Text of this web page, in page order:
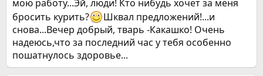
мою работу...Эй, люди! Кто нибудь хочет за меня
бросить курить?
Шквал предложений!...и
снова...Вечер добрый, тварь -Какашко! Очень
надеюсь,что за последний час у тебя особенно
пошатнулось здоровье...